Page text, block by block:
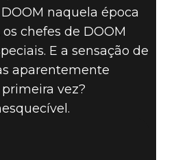
naquela época
chefes de DOOM
E a sensação de
aparentemente
vez?